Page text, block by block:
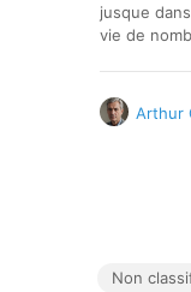
jusque
vie de
Arthur
Non